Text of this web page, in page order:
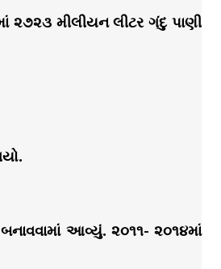
૨૭૨૩ મીલીયન લીટર ગંદુ પાણી
આવ્યું. ૨૦૧૧- ૨૦૧૪માં